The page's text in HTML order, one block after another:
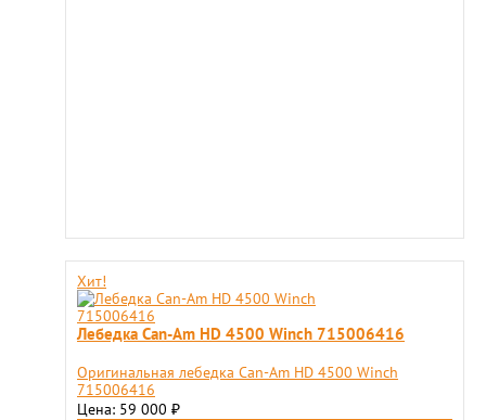
Хит!
Лебедка Can-Am HD 4500 Winch 715006416
Оригинальная лебедка Can-Am HD 4500 Winch
715006416
Цена: 59 000 ₽